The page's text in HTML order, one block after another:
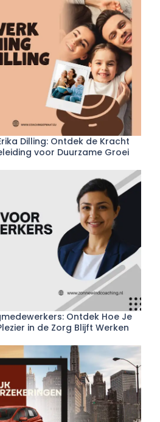
Dilling: Ontdek de Kracht
voor Duurzame Groei
Ontdek Hoe Je
in de Zorg Blijft Werken